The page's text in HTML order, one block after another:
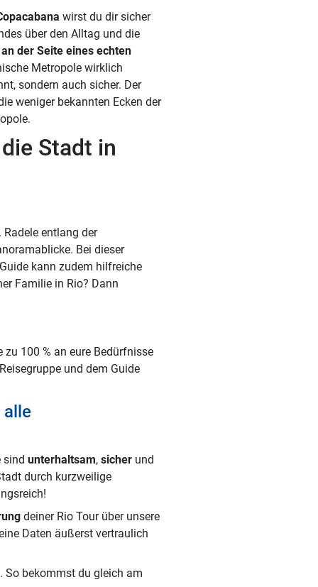
wirst du dir sicher
über den Alltag und die
an der Seite eines echten
Metropole wirklich
sondern auch sicher. Der
weniger bekannten Ecken der
Stadt in
. Radele entlang der
Bei dieser
kann zudem hilfreiche
Familie in Rio? Dann
100 % an eure Bedürfnisse
und dem Guide
alle
sind unterhaltsam, sicher und
durch kurzweilige
deiner Rio Tour über unsere
Daten äußerst vertraulich
So bekommst du gleich am